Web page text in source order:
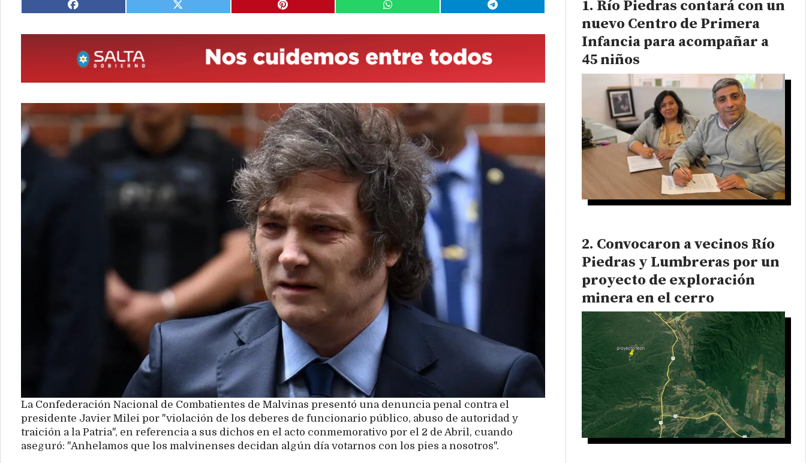
La Confederación Nacional de Combatientes de Malvinas presentó una denuncia penal contra el
presidente Javier Milei por "violación de los deberes de funcionario público, abuso de autoridad y
traición a la Patria", en referencia a sus dichos en el acto conmemorativo por el 2 de Abril, cuando
aseguró: "Anhelamos que los malvinenses decidan algún día votarnos con los pies a nosotros".
Río Piedras contará con un
nuevo Centro de Primera
Infancia para acompañar a
45 niños
Convocaron a vecinos Río
Piedras y Lumbreras por un
proyecto de exploración
minera en el cerro